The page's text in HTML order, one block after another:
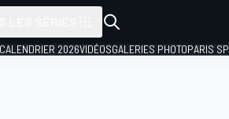
CALENDRIER 2026VIDÉOSGALERIES PHOTOPARIS